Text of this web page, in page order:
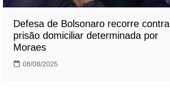
Defesa de Bolsonaro recorre contra
prisão domiciliar determinada por
Moraes
08/08/2025